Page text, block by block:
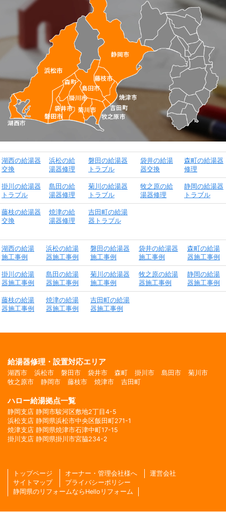
湖西の給湯器
交換
浜松の給
湯器修理
磐田の給湯器
トラブル
袋井の給湯
器交換
森町の給湯器
修理
掛川の給湯器
トラブル
島田の給
湯器修理
菊川の給湯器
トラブル
牧之原の給
湯器修理
静岡の給湯器
トラブル
藤枝の給湯器
交換
焼津の給
湯器修理
吉田町の給湯
器トラブル
湖西の給湯
施工事例
浜松の給湯
器施工事例
磐田の給湯器
施工事例
袋井の給湯器
施工事例
森町の給湯
器施工事例
掛川の給湯
器施工事例
島田の給湯
器施工事例
菊川の給湯器
施工事例
牧之原の給湯
器施工事例
静岡の給湯
器施工事例
藤枝の給湯
器施工事例
焼津の給湯
器施工事例
吉田町の給湯
器施工事例
給湯器修理・設置対応エリア
湖西市 浜松市 磐田市 袋井市 森町 掛川市 島田市
菊川市
牧之原市
静岡市 藤枝市 焼津市 吉田町
ハロー給湯拠点一覧
静岡支店 静岡市駿河区敷地2丁目4-5
浜松支店 静岡県浜松市中央区飯田町271-1
焼津支店 静岡県焼津市石津中町17-15
掛川支店 静岡県掛川市宮脇234-2
トップページ オーナー・管理会社様へ
運営会社
サイトマップ
プライバシーポリシー
静岡県のリフォームならHelloリフォーム